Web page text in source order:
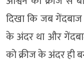
दिखा कि जब
के अंदर था और
को क्रीज के अंदर ही